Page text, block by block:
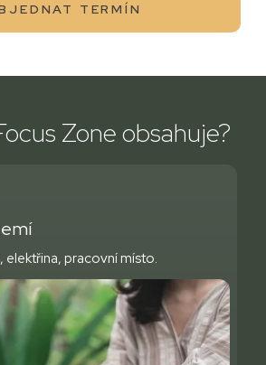
TERMÍN
Zone obsahuje?
elektřina, pracovní místo.